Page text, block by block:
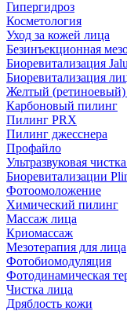
Гипергидроз
Косметология
Уход за кожей лица
Безинъекционная
Биоревитализация
Биоревитализация
Желтый
Карбоновый пилинг
Пилинг PRX
Пилинг джесснера
Профайло
Ультразвуковая
Биоревитализации
Фотоомоложение
Химический пилинг
Массаж лица
Криомассаж
Мезотерапия для лица
Фотобиомодуляция
Фотодинамическая
Чистка лица
Дряблость кожи